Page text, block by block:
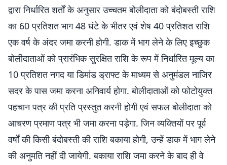
द्वारा निर्धारित शर्तों के अनुसार उच्चतम बोलीदाता को बंदोबस्ती राशि
का 60 प्रतिशत भाग 48 घंटे के भीतर एवं शेष 40 प्रतिशत राशि
एक वर्ष के अंदर जमा करनी होगी. डाक में भाग लेने के लिए इच्छुक
बोलीदाताओं को प्रारंभिक सुरक्षित राशि के रूप में निर्धारित मूल्य का
10 प्रतिशत नगद या डिमांड ड्राफ्ट के माध्यम से अनुमंडल नाजिर
सदर के पास जमा करना अनिवार्य होगा. बोलीदाताओं को फोटोयुक्त
पहचान पत्र की प्रति प्रस्तुत करनी होगी एवं सफल बोलीदाता को
आचरण प्रमाण पत्र भी जमा करना पड़ेगा. जिन व्यक्तियों पर पूर्व
वर्षों की किसी बंदोबस्ती की राशि बकाया होगी, उन्हें डाक में भाग लेने
की अनुमति नहीं दी जायेगी. बकाया राशि जमा करने के बाद ही वे